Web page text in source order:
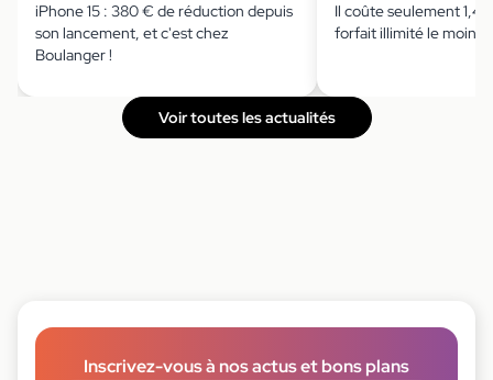
iPhone 15 : 380 € de réduction depuis
son lancement, et c'est chez
Boulanger !
Il coûte seulement
forfait illimité le moins
Voir toutes les actualités
Inscrivez-vous à nos actus et bons plans